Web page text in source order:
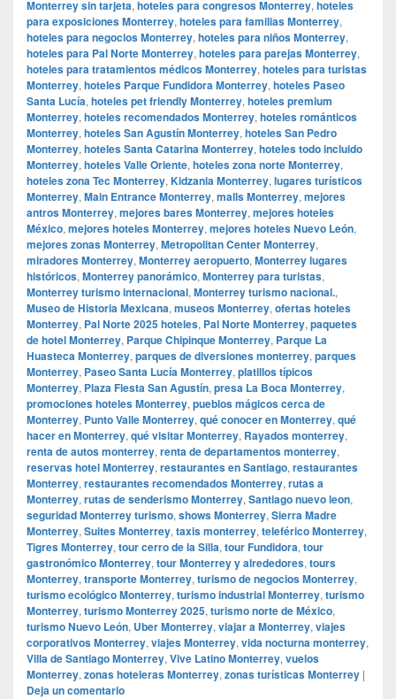
Monterrey sin tarjeta, hoteles para congresos Monterrey, hoteles
para exposiciones Monterrey, hoteles para familias Monterrey,
hoteles para negocios Monterrey, hoteles para niños Monterrey,
hoteles para Pal Norte Monterrey, hoteles para parejas Monterrey,
hoteles para tratamientos médicos Monterrey, hoteles para turistas
Monterrey, hoteles Parque Fundidora Monterrey, hoteles Paseo
Santa Lucía, hoteles pet friendly Monterrey, hoteles premium
Monterrey, hoteles recomendados Monterrey, hoteles románticos
Monterrey, hoteles San Agustín Monterrey, hoteles San Pedro
Monterrey, hoteles Santa Catarina Monterrey, hoteles todo incluido
Monterrey, hoteles Valle Oriente, hoteles zona norte Monterrey,
hoteles zona Tec Monterrey, Kidzania Monterrey, lugares turísticos
Monterrey, Main Entrance Monterrey, malls Monterrey, mejores
antros Monterrey, mejores bares Monterrey, mejores hoteles
México, mejores hoteles Monterrey, mejores hoteles Nuevo León,
mejores zonas Monterrey, Metropolitan Center Monterrey,
miradores Monterrey, Monterrey aeropuerto, Monterrey lugares
históricos, Monterrey panorámico, Monterrey para turistas,
Monterrey turismo internacional, Monterrey turismo nacional.,
Museo de Historia Mexicana, museos Monterrey, ofertas hoteles
Monterrey, Pal Norte 2025 hoteles, Pal Norte Monterrey, paquetes
de hotel Monterrey, Parque Chipinque Monterrey, Parque La
Huasteca Monterrey, parques de diversiones monterrey, parques
Monterrey, Paseo Santa Lucía Monterrey, platillos típicos
Monterrey, Plaza Fiesta San Agustín, presa La Boca Monterrey,
promociones hoteles Monterrey, pueblos mágicos cerca de
Monterrey, Punto Valle Monterrey, qué conocer en Monterrey, qué
hacer en Monterrey, qué visitar Monterrey, Rayados monterrey,
renta de autos monterrey, renta de departamentos monterrey,
reservas hotel Monterrey, restaurantes en Santiago, restaurantes
Monterrey, restaurantes recomendados Monterrey, rutas a
Monterrey, rutas de senderismo Monterrey, Santiago nuevo leon,
seguridad Monterrey turismo, shows Monterrey, Sierra Madre
Monterrey, Suites Monterrey, taxis monterrey, teleférico Monterrey,
Tigres Monterrey, tour cerro de la Silla, tour Fundidora, tour
gastronómico Monterrey, tour Monterrey y alrededores, tours
Monterrey, transporte Monterrey, turismo de negocios Monterrey,
turismo ecológico Monterrey, turismo industrial Monterrey, turismo
Monterrey, turismo Monterrey 2025, turismo norte de México,
turismo Nuevo León, Uber Monterrey, viajar a Monterrey, viajes
corporativos Monterrey, viajes Monterrey, vida nocturna monterrey,
Villa de Santiago Monterrey, Vive Latino Monterrey, vuelos
Monterrey, zonas hoteleras Monterrey, zonas turísticas Monterrey |
Deja un comentario